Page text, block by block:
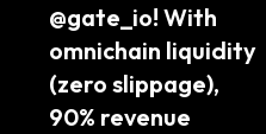
@gate_io! With
omnichain liquidity
(zero slippage),
90% revenue